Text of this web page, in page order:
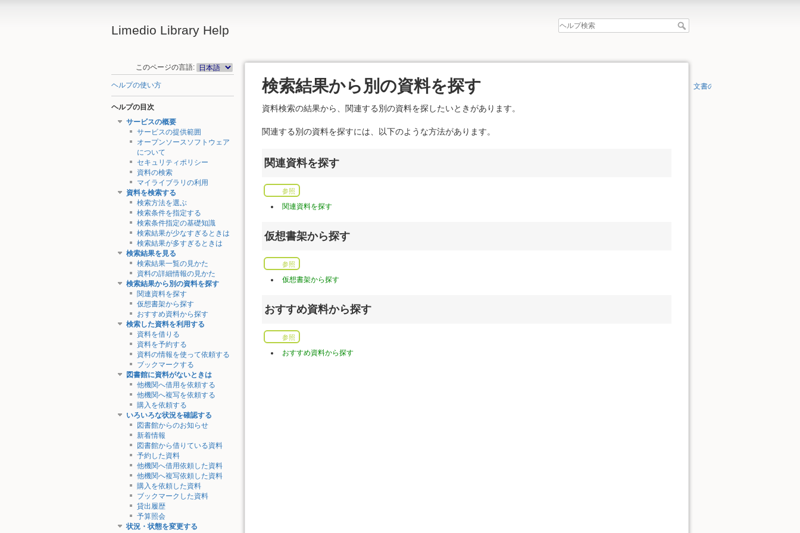
Limedio Library Help
このページの言語:
ヘルプの使い方
ヘルプの目次
サービスの概要
サービスの提供範囲
オープンソースソフトウェア
について
セキュリティポリシー
資料の検索
マイライブラリの利用
資料を検索する
検索方法を選ぶ
検索条件を指定する
検索条件指定の基礎知識
検索結果が少なすぎるときは
検索結果が多すぎるときは
検索結果を見る
検索結果一覧の見かた
資料の詳細情報の見かた
検索結果から別の資料を探す
関連資料を探す
仮想書架から探す
おすすめ資料から探す
検索した資料を利用する
資料を借りる
資料を予約する
資料の情報を使って依頼する
ブックマークする
図書館に資料がないときは
他機関へ借用を依頼する
他機関へ複写を依頼する
購入を依頼する
いろいろな状況を確認する
図書館からのお知らせ
新着情報
図書館から借りている資料
予約した資料
他機関へ借用依頼した資料
他機関へ複写依頼した資料
購入を依頼した資料
ブックマークした資料
貸出履歴
予算照会
状況・状態を変更する
検索結果から別の資料を探す
資料検索の結果から、関連する別の資料を探したいときがあります。
関連する別の資料を探すには、以下のような方法があります。
関連資料を探す
参照
関連資料を探す
仮想書架から探す
参照
仮想書架から探す
おすすめ資料から探す
参照
おすすめ資料から探す
文書の先頭へ